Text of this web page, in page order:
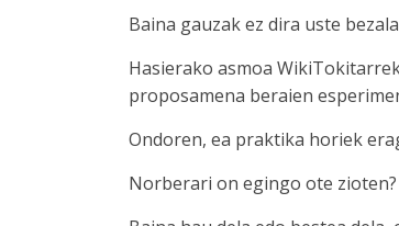
Baina gauzak ez dira uste
Hasierako asmoa
proposamena beraien
Ondoren, ea praktika horiek
Norberari on egingo ote